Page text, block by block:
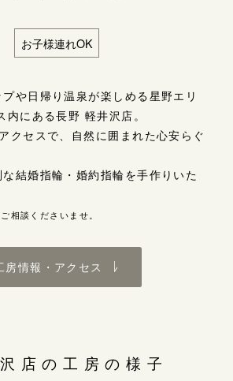
お子様連れOK
や日帰り温泉が楽しめる星野エリ
にある長野 軽井沢店。
クセスで、自然に囲まれた心安らぐ
結婚指輪・婚約指輪を手作りいた
相談くださいませ。
房情報・アクセス
店の工房の様子
来店ご予約
来店ご予約
来店ご予約
来店ご予約